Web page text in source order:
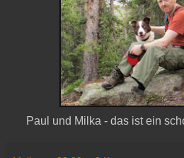
Paul und Milka - das ist ein